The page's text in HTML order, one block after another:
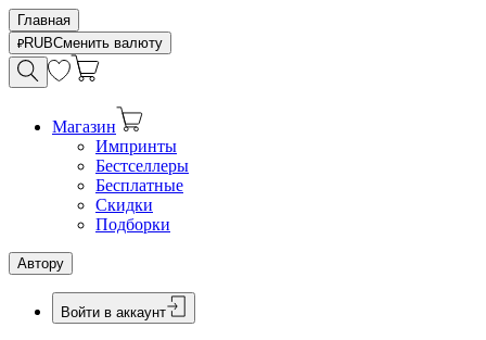
Главная
RUBСменить валюту
Магазин
Импринты
Бестселлеры
Бесплатные
Скидки
Подборки
Автору
Войти в аккаунт